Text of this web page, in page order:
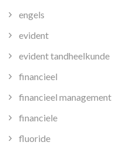
engels
evident
evident tandheelkunde
financieel
financieel management
financiele
fluoride